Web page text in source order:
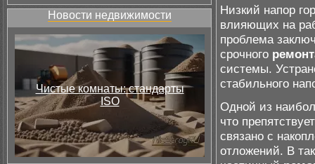
Новости недвижимости
Чистые комнаты: стандарты
ISO
Низкий напор
влияющих на
проблема
срочного
системы.
стабильного
Одной из
что
связано с
отложений. В